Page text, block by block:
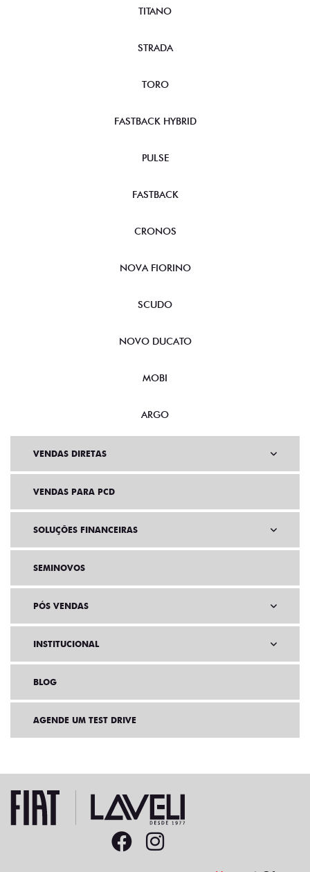
TITANO
STRADA
TORO
FASTBACK HYBRID
PULSE
FASTBACK
CRONOS
NOVA FIORINO
SCUDO
NOVO DUCATO
MOBI
ARGO
VENDAS DIRETAS
VENDAS PARA PCD
SOLUÇÕES FINANCEIRAS
SEMINOVOS
PÓS VENDAS
INSTITUCIONAL
BLOG
AGENDE UM TEST DRIVE